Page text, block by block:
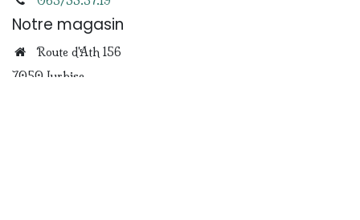
Notre magasin
Route d'Ath 156
7050 Jurbise